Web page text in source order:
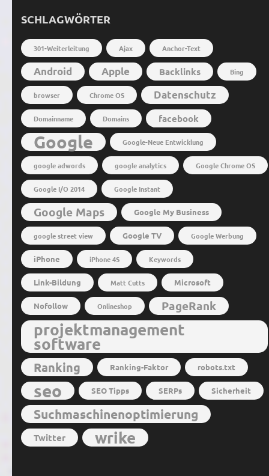
SCHLAGWÖRTER
301-Weiterleitung Ajax Anchor-Text
Android Apple Backlinks Bing
browser Chrome OS Datenschutz
Domainname Domains facebook
Google Google-Neue Entwicklung
google adwords google analytics Google Chrome OS
Google I/O 2014 Google Instant
Google Maps Google My Business
google street view Google TV Google Werbung
iPhone iPhone 4S Keywords
Link-Bildung Matt Cutts Microsoft
Nofollow Onlineshop PageRank
projektmanagement
software
Ranking Ranking-Faktor robots.txt
seo SEO Tipps SERPs Sicherheit
Suchmaschinenoptimierung
Twitter wrike